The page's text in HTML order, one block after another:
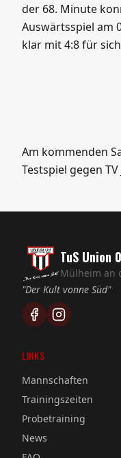
der 68. Minute
Auswärtsspiel am
klar mit 4:8 für
Am kommenden
Testspiel gegen
TuS Union
Mülheim an
"Der Kult vonne Süd"
LINKS
Mannschaften
Trainingszeiten
Probetraining
News